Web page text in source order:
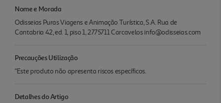
Nome e Morada
Odisseias Puras Viagens e Animação Turística, S.A. Rua de
Cantabria 42, ed. 1, piso 1, 2775711 Carcavelos info@odisseias.com
Precauções Utilização
"Este produto não apresenta riscos específicos.
Detalhes do Artigo